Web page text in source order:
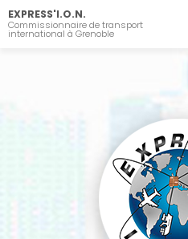
Aller
au
contenu
EXPRESS'I.O.N.
Commissionnaire de transport
international à Grenoble